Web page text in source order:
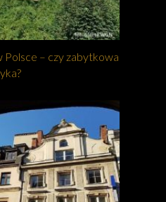
Polsce – czy zabytkowa